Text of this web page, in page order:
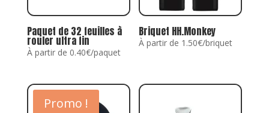
Paquet de 32 feuilles à
rouler ultra fin
À partir de 0.40€/paquet
Briquet HH.Monkey
À partir de 1.50€/briquet
Promo !